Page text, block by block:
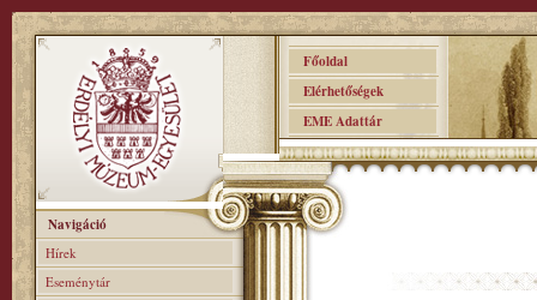
Főoldal
Elérhetőségek
EME Adattár
Navigáció
Hírek
Eseménytár